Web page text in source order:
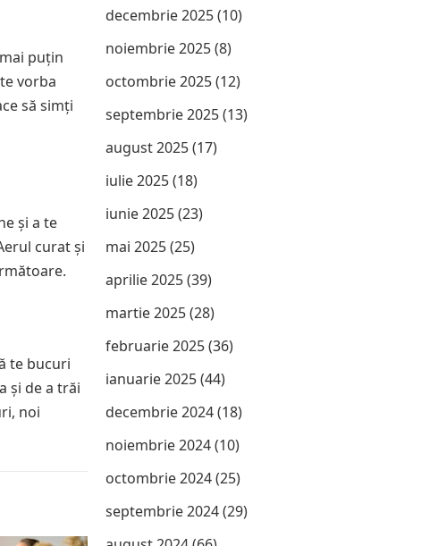
puțin
vorba
să simți
și a te
curat și
te bucuri
și de a trăi
noi
decembrie 2025(10)
noiembrie 2025(8)
octombrie 2025(12)
septembrie 2025(13)
august 2025(17)
iulie 2025(18)
iunie 2025(23)
mai 2025(25)
aprilie 2025(39)
martie 2025(28)
februarie 2025(36)
ianuarie 2025(44)
decembrie 2024(18)
noiembrie 2024(10)
octombrie 2024(25)
septembrie 2024(29)